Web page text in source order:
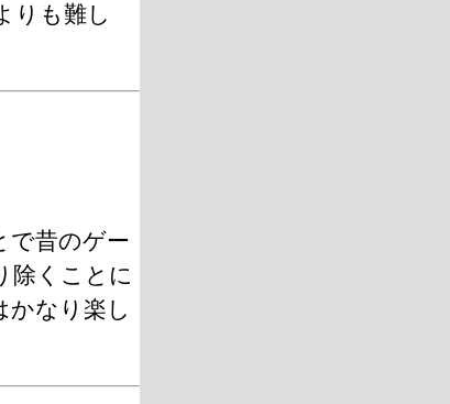
りも難し
で昔のゲー
除くことに
かなり楽し